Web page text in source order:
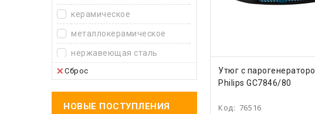
керамическое
металлокерамическое
нержавеющая сталь
тефлоновое
титановое
Сброс
НОВЫЕ ПОСТУПЛЕНИЯ
КУПИТЬ
Утюг с
Philips GC7846/80
Код: 76516